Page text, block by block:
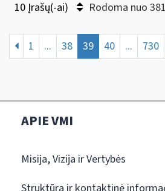
10 Įrašų(-ai) Rodoma nuo
1 ... 38 39 40 ... 730
APIE VMI
Misija, Vizija ir Vertybės
Struktūra ir kontaktinė